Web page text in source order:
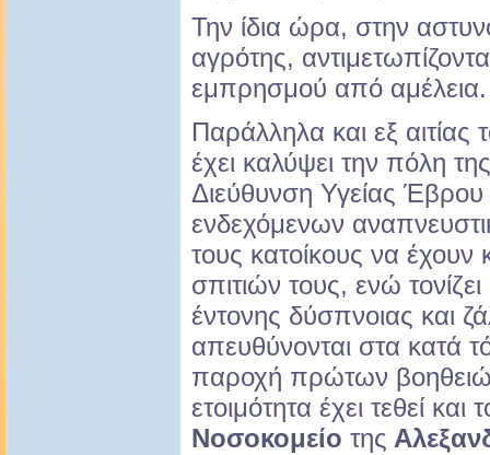
Την ίδια ώρα, στην
αγρότης,
εμπρησμού από αμέλεια.
Παράλληλα και εξ
έχει καλύψει την πόλη
Διεύθυνση Υγείας Έβρου
ενδεχόμενων
τους κατοίκους να
σπιτιών τους, ενώ
έντονης δύσπνοιας και
απευθύνονται στα κατά
παροχή πρώτων
ετοιμότητα έχει τεθεί και
Νοσοκομείο της